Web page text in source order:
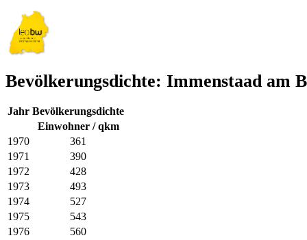
Bevölkerungsdichte: Immenstaad am
Jahr Bevölkerungsdichte
Einwohner / qkm
1970
361
1971
390
1972
428
1973
493
1974
527
1975
543
1976
560